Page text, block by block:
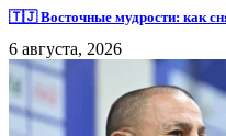
🇹🇯 Восточные мудрости: как
6 августа, 2026